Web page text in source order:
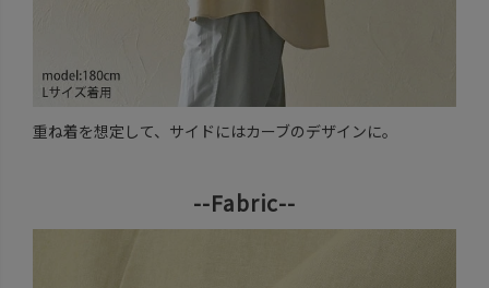
重ね着を想定して、サイドにはカーブのデザインに。
--Fabric--